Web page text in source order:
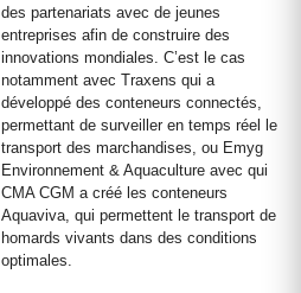
des partenariats avec de jeunes
entreprises afin de construire des
innovations mondiales. C’est le cas
notamment avec Traxens qui a
développé des conteneurs connectés,
permettant de surveiller en temps réel le
transport des marchandises, ou Emyg
Environnement & Aquaculture avec qui
CMA CGM a créé les conteneurs
Aquaviva, qui permettent le transport de
homards vivants dans des conditions
optimales.